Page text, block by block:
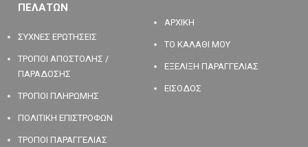
ΠΕΛΑΤΩΝ
ΣΥΧΝΕΣ ΕΡΩΤΗΣΕΙΣ
ΤΡΟΠΟΙ ΑΠΟΣΤΟΛΗΣ /
ΠΑΡΑΔΟΣΗΣ
ΤΡΟΠΟΙ ΠΛΗΡΩΜΗΣ
ΠΟΛΙΤΙΚΗ ΕΠΙΣΤΡΟΦΩΝ
ΤΡΟΠΟΙ ΠΑΡΑΓΓΕΛΙΑΣ
ΑΡΧΙΚΗ
ΤΟ ΚΑΛΑΘΙ ΜΟΥ
ΕΞΕΛΙΞΗ ΠΑΡΑΓΓΕΛΙΑΣ
ΕΙΣΟΔΟΣ